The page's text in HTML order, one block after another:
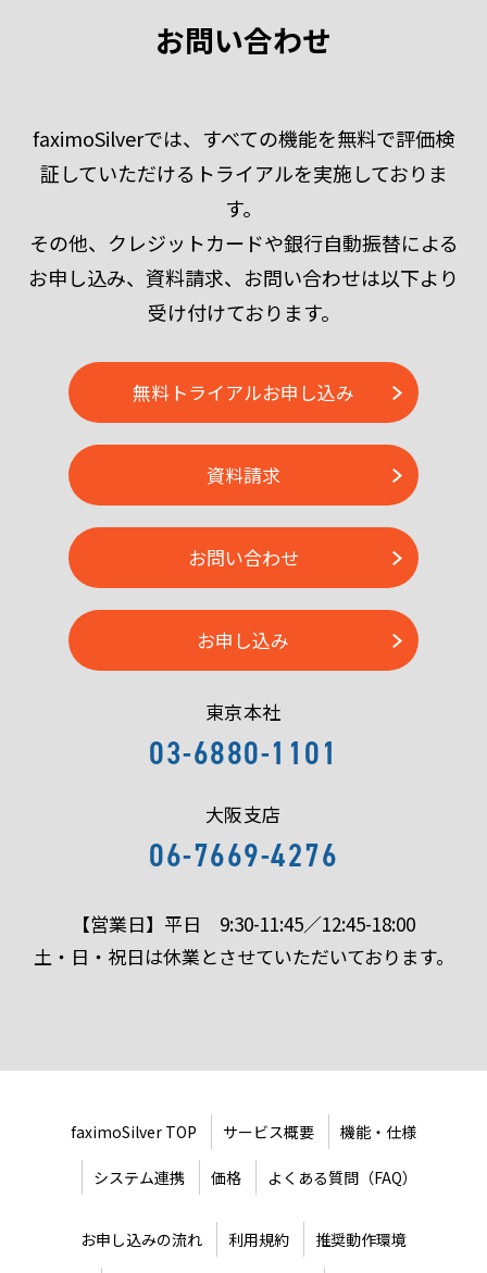
お問い合わせ
faximoSilverでは、すべての機能を無料で評価検
証していただけるトライアルを実施しておりま
す。
その他、クレジットカードや銀行自動振替による
お申し込み、資料請求、お問い合わせは以下より
受け付けております。
無料トライアルお申し込み
資料請求
お問い合わせ
お申し込み
東京本社
03-6880-1101
大阪支店
06-7669-4276
【営業日】平日 9:30-11:45／12:45-18:00
土・日・祝日は休業とさせていただいております。
faximoSilver TOP サービス概要 機能・仕様
システム連携 価格 よくある質問（FAQ）
お申し込みの流れ 利用規約 推奨動作環境